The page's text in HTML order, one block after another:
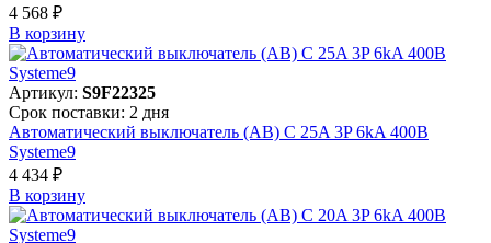
4 568 ₽
В корзинy
Артикул: S9F22325
Срок поставки: 2 дня
Автоматический выключатель (АВ) C 25A 3P 6kA 400В
Systeme9
4 434 ₽
В корзинy